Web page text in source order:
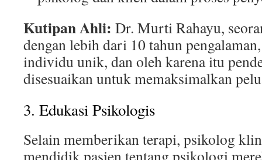
Kutipan Ahli: Dr. Murti Rahayu,
dengan lebih dari 10 tahun
individu unik, dan oleh karena itu
disesuaikan untuk memaksimalkan
3. Edukasi Psikologis
Selain memberikan terapi, psikolog
mendidik pasien tentang psikologi